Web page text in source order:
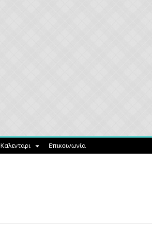
Καλενταρι Επικοινωνία